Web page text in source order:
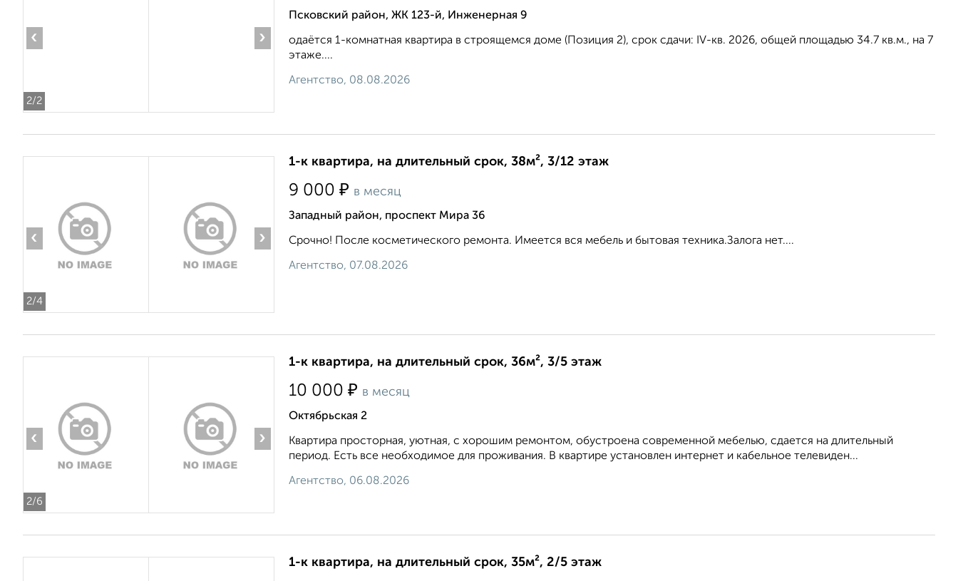
2/2
‹ ›
Псковский район, ЖК 123-й, Инженерная 9
одаётся 1-комнатная квартира в строящемся доме (Позиция 2), срок сдачи: IV-кв. 2026, общей площадью 34.7 кв.м., на 7
этаже....
Агентство, 08.08.2026
2/4
‹ ›
1-к квартира, на длительный срок, 38м², 3/12 этаж
9 000 ₽ в месяц
Западный район, проспект Мира 36
Срочно! После косметического ремонта. Имеется вся мебель и бытовая техника.Залога нет....
Агентство, 07.08.2026
2/6
‹ ›
1-к квартира, на длительный срок, 36м², 3/5 этаж
10 000 ₽ в месяц
Октябрьская 2
Квартира просторная, уютная, с хорошим ремонтом, обустроена современной мебелью, сдается на длительный
период. Есть все необходимое для проживания. В квартире установлен интернет и кабельное телевиден...
Агентство, 06.08.2026
1-к квартира, на длительный срок, 35м², 2/5 этаж